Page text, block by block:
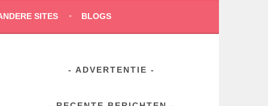
SITES BLOGS
ADVERTENTIE